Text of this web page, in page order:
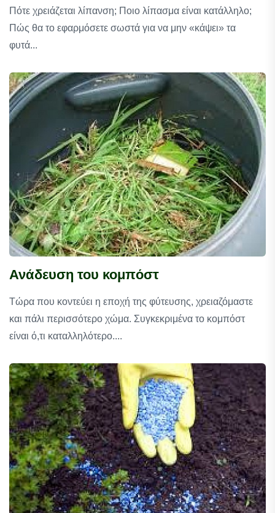
Πότε χρειάζεται λίπανση; Ποιο λίπασμα είναι κατάλληλο;
Πώς θα το εφαρμόσετε σωστά για να μην «κάψει» τα
φυτά...
Ανάδευση του κομπόστ
Τώρα που κοντεύει η εποχή της φύτευσης, χρειαζόμαστε
και πάλι περισσότερο χώμα. Συγκεκριμένα το κομπόστ
είναι ό,τι καταλληλότερο....